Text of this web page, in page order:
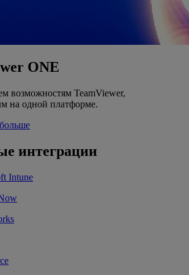
ONE
возможностям TeamViewer,
на одной платформе.
интеграции
Intune